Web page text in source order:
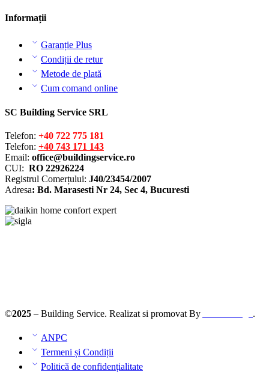
Informații
Garanție Plus
Condiții de retur
Metode de plată
Cum comand online
SC Building Service SRL
Telefon: +40 722 775 181
Telefon: +40 743 171 143
Email: office@buildingservice.ro
CUI: RO 22926224
Registrul Comerțului: J40/23454/2007
Adresa: Bd. Marasesti Nr 24, Sec 4, Bucuresti
©2025 – Building Service. Realizat si promovat By .
ANPC
Termeni și Condiții
Politică de confidențialitate